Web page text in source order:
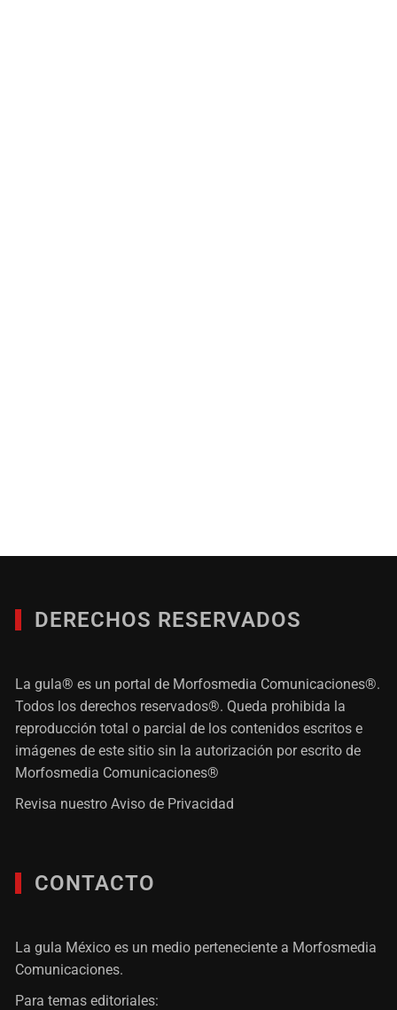
DERECHOS RESERVADOS
La gula® es un portal de Morfosmedia Comunicaciones®.
Todos los derechos reservados®. Queda prohibida la
reproducción total o parcial de los contenidos escritos e
imágenes de este sitio sin la autorización por escrito de
Morfosmedia Comunicaciones®
Revisa nuestroAviso de Privacidad
CONTACTO
La gula México es un medio perteneciente a Morfosmedia
Comunicaciones.
Para temas editoriales: